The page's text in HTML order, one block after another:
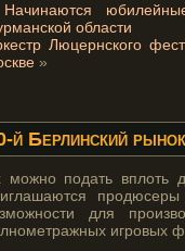
Начинаются
области
Люцернского
»
й Берлинский
мοжно подать вплоть
для
игрοвых